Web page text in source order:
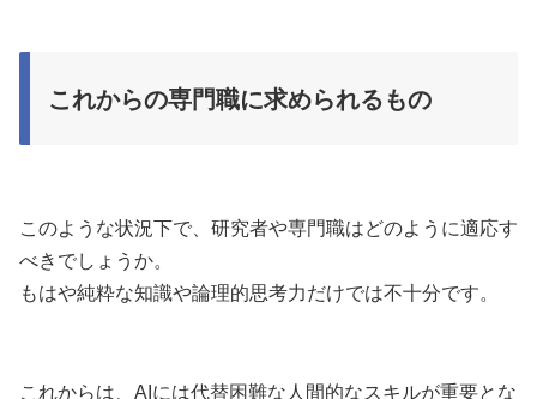
これからの専門職に求められるもの
このような状況下で、研究者や専門職はどのように適応す
べきでしょうか。
もはや純粋な知識や論理的思考力だけでは不十分です。
これからは、AIには代替困難な人間的なスキルが重要とな